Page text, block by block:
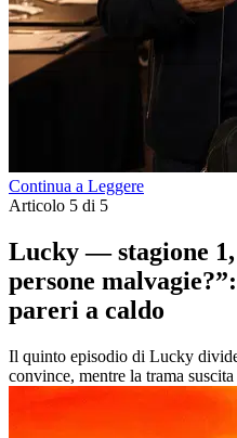
Continua a Leggere
Articolo 5 di 5
Lucky — stagione 1,
persone
pareri a caldo
Il quinto episodio di Lucky
convince, mentre la trama